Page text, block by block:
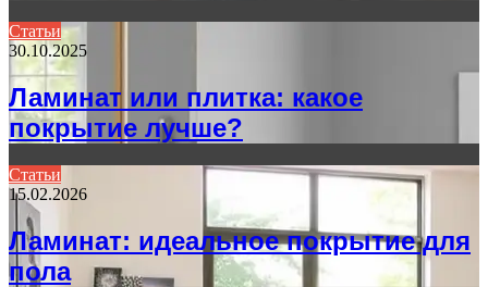
Статьи
30.10.2025
Ламинат или плитка: какое
покрытие лучше?
Статьи
15.02.2026
Ламинат: идеальное покрытие для
пола